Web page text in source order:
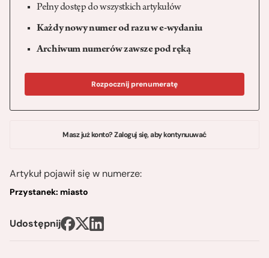
Pełny dostęp do wszystkich artykułów
Każdy nowy numer od razu w e-wydaniu
Archiwum numerów zawsze pod ręką
Rozpocznij prenumeratę
Masz już konto? Zaloguj się, aby kontynuuwać
Artykuł pojawił się w numerze:
Przystanek: miasto
Udostępnij